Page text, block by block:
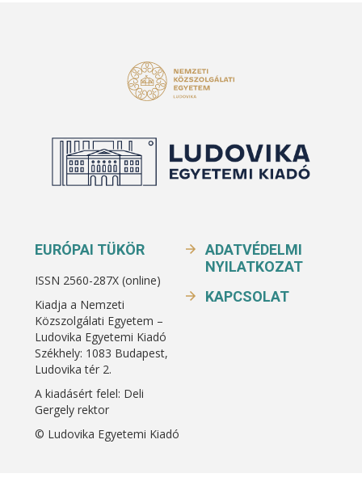
EURÓPAI TÜKÖR
ISSN 2560-287X (online)
Kiadja a Nemzeti
Közszolgálati Egyetem –
Ludovika Egyetemi Kiadó
Székhely: 1083 Budapest,
Ludovika tér 2.
A kiadásért felel: Deli
Gergely rektor
© Ludovika Egyetemi Kiadó
ADATVÉDELMI
NYILATKOZAT
KAPCSOLAT